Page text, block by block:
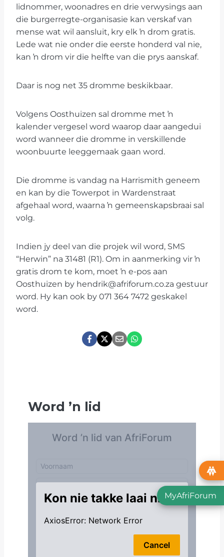
lidnommer, woonadres en drie verwysings aan
die burgerregte-organisasie kan verskaf van
mense wat wil aansluit, kry elk ŉ drom gratis.
Lede wat nie onder die eerste honderd val nie,
kan ŉ drom vir die helfte van die prys aanskaf.
Daar is nog net 35 dromme beskikbaar.
Volgens Oosthuizen sal dromme met ŉ
kalender vergesel word waarop daar aangedui
word wanneer die dromme in verskillende
woonbuurte leeggemaak gaan word.
Die dromme is vandag na Harrismith geneem
en kan by die Towerpot in Wardenstraat
afgehaal word, waarna ŉ gemeenskapsbraai sal
volg.
Indien jy deel van die projek wil word, SMS
“Herwin” na 31481 (R1). Om in aanmerking vir ŉ
gratis drom te kom, moet ŉ e-pos aan
Oosthuizen by hendrik@afriforum.co.za gestuur
word. Hy kan ook by 071 364 7472 geskakel
word.
Word ’n lid
MyAfriForum